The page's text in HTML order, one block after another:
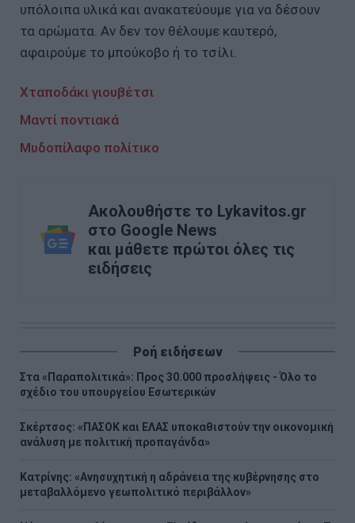
υπόλοιπα υλικά και ανακατεύουμε για να δέσουν
τα αρώματα. Αν δεν τον θέλουμε καυτερό,
αφαιρούμε το μπούκοβο ή το τσίλι.
Χταποδάκι γιουβέτσι
Μαντί ποντιακά
Μυδοπίλαφο πολίτικο
Ακολουθήστε το Lykavitos.gr
στο Google News
και μάθετε πρώτοι όλες τις
ειδήσεις
Ροή ειδήσεων
Στα «Παραπολιτικά»: Προς 30.000 προσλήψεις - Όλο το
σχέδιο του υπουργείου Εσωτερικών
Σκέρτσος: «ΠΑΣΟΚ και ΕΛΑΣ υποκαθιστούν την οικονομική
ανάλυση με πολιτική προπαγάνδα»
Κατρίνης: «Ανησυχητική η αδράνεια της κυβέρνησης στο
μεταβαλλόμενο γεωπολιτικό περιβάλλον»